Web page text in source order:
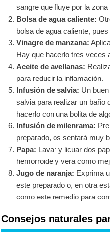
sangre que fluye por la
Bolsa de agua caliente:
bolsa de agua caliente,
Vinagre de manzana:
Hay que hacerlo tres veces
Aceite de avellanas:
para reducir la inflamación.
Infusión de salvia: Un buen
salvia para realizar un baño
hacerlo con una bolita de
Infusión de milenrama:
preparado, os sentará muy
Papa: Lavar y licuar dos
hemorroide y verá como
Jugo de naranja: Exprima
este preparado o, en otra
como este remedio para
Consejos naturales